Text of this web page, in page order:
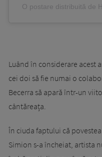
O postare distribuită de
Luând în considerare acest
cei doi să fie numai o
Becerra să apară într-un
cântăreața.
În ciuda faptului că
Simion s-a încheiat, artista